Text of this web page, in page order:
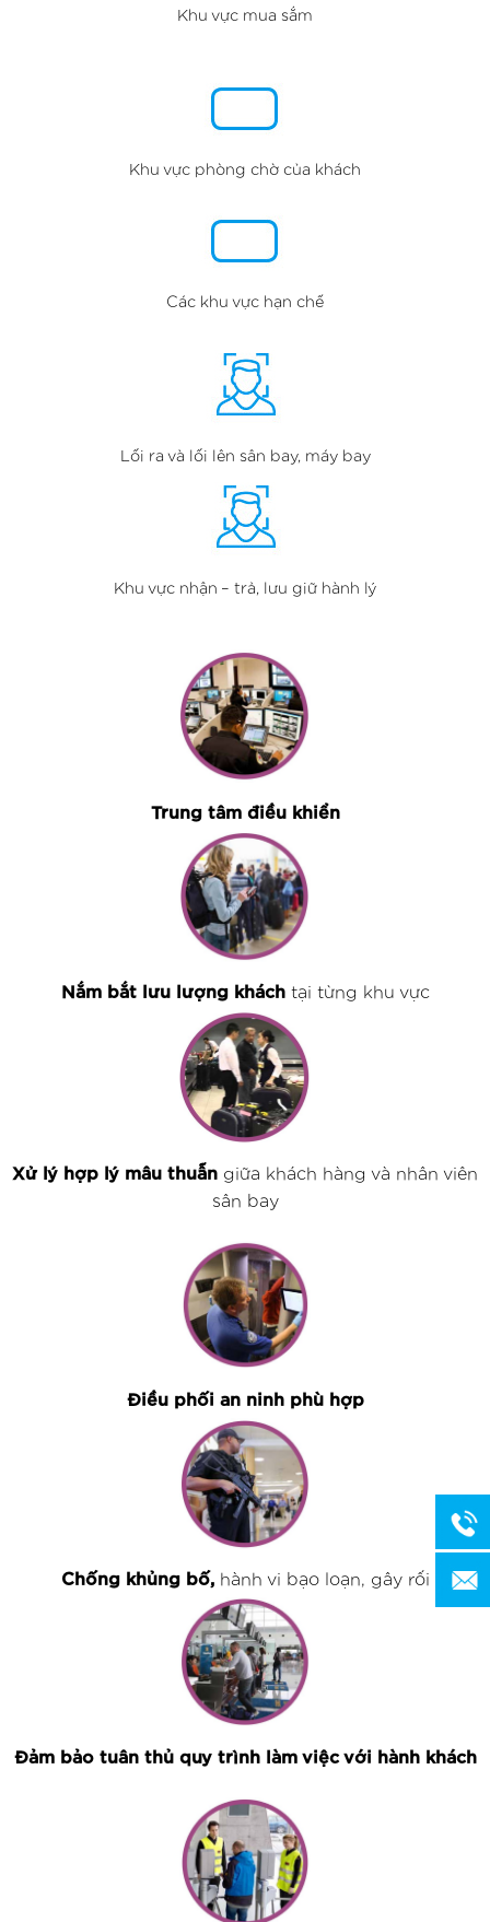
Khu vực mua sắm
Khu vực phòng chờ của khách
Các khu vực hạn chế
Lối ra và lối lên sân bay, máy bay
Khu vực nhận – trả, lưu giữ hành lý
Trung tâm điều khiển
Nắm bắt lưu lượng khách tại từng khu vực
Xử lý hợp lý mâu thuẫn giữa khách hàng và nhân viên
sân bay
Điều phối an ninh phù hợp
Chống khủng bố, hành vi bạo loạn, gây rối
Đảm bảo tuân thủ quy trình làm việc với hành khách